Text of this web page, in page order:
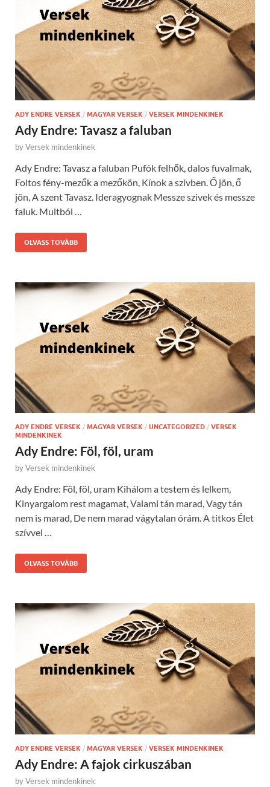
ADY ENDRE VERSEK / MAGYAR VERSEK / VERSEK MINDENKINEK
Ady Endre: Tavasz a faluban
byVersek mindenkinek
Ady Endre: Tavasz a faluban Pufók felhők, dalos fuvalmak,
Foltos fény-mezők a mezőkön, Kínok a szívben. Ő jön, ő
jön, A szent Tavasz. Ideragyognak Messze szivek és messze
faluk. Multból …
OLVASS TOVÁBB
ADY ENDRE VERSEK / MAGYAR VERSEK / UNCATEGORIZED / VERSEK
MINDENKINEK
Ady Endre: Föl, föl, uram
byVersek mindenkinek
Ady Endre: Föl, föl, uram Kihálom a testem és lelkem,
Kinyargalom rest magamat, Valami tán marad, Vagy tán
nem is marad, De nem marad vágytalan órám. A titkos Élet
szívvel …
OLVASS TOVÁBB
ADY ENDRE VERSEK / MAGYAR VERSEK / VERSEK MINDENKINEK
Ady Endre: A fajok cirkuszában
byVersek mindenkinek